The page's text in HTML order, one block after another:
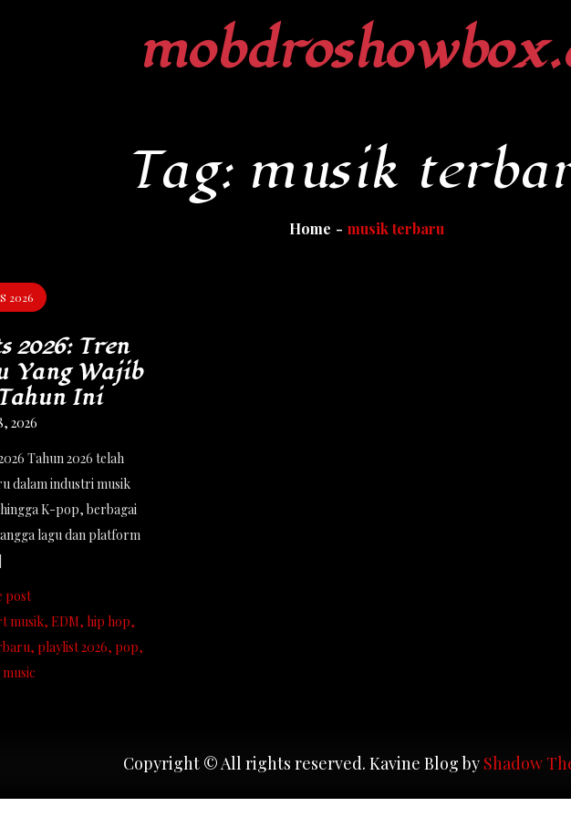
Tag: musik
Home musik terbaru
2026
2026: Tren
Yang Wajib
Ini
2026
Tahun 2026 telah
dalam industri musik
K-pop, berbagai
lagu dan platform
post
musik EDM hip hop
playlist 2026 pop
Copyright © All rights reserved. Kavine Blog by Shadow